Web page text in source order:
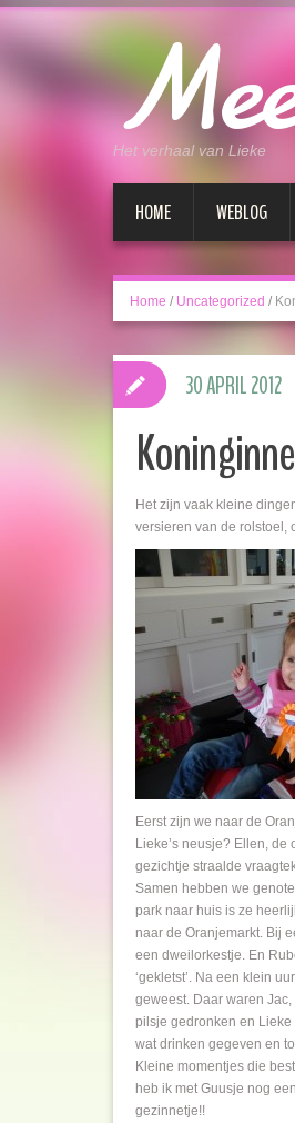
Het verhaal van Lieke
HOME WEBLOG
Home / Uncategorized /
Het zijn vaak kleine
versieren van de rolstoel,
Eerst zijn we naar de
Lieke’s neusje? Ellen,
gezichtje straalde
Samen hebben we
park naar huis is ze
naar de Oranjemarkt. Bij
een dweilorkestje. En
‘gekletst’. Na een klein
geweest. Daar waren
pilsje gedronken en
wat drinken gegeven en
Kleine momentjes die
heb ik met Guusje nog
gezinnetje!!
30 APRIL 2012